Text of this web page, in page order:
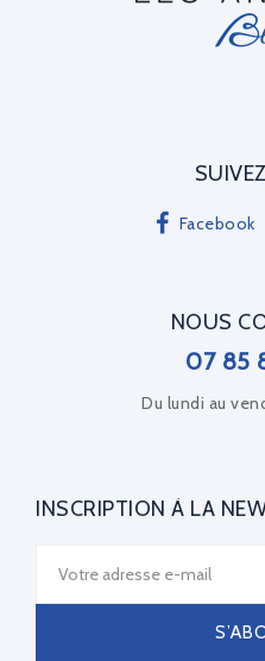
Facebook
NOUS
07 85
Du lundi au
INSCRIPTION À LA